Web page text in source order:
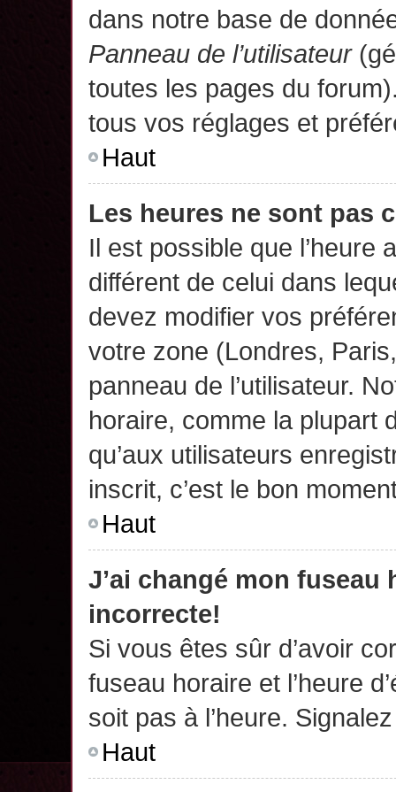
dans notre base de
Panneau de l’utilisateur
toutes les pages du
tous vos réglages et
Haut
Les heures ne sont pas
Il est possible que l’heure
différent de celui dans
devez modifier vos
votre zone (Londres,
panneau de l’utilisateur.
horaire, comme la plupart
qu’aux utilisateurs
inscrit, c’est le bon
Haut
J’ai changé mon fuseau
incorrecte!
Si vous êtes sûr d’avoir
fuseau horaire et l’heure
soit pas à l’heure.
Haut